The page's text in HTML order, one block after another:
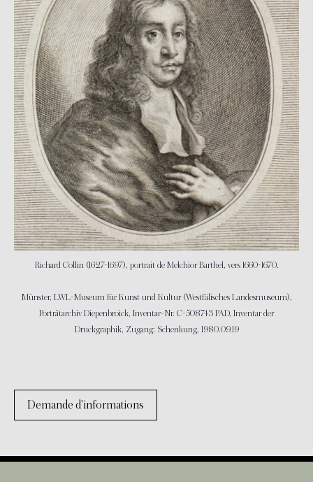
Richard Collin (1627-1697), portrait de Melchior Barthel, vers 1660-1670.
Münster, LWL-Museum für Kunst und Kultur (Westfälisches Landesmuseum),
Porträtarchiv Diepenbroick, Inventar-Nr. C-508743 PAD, Inventar der
Druckgraphik, Zugang: Schenkung, 1980.09.19
Demande d'informations